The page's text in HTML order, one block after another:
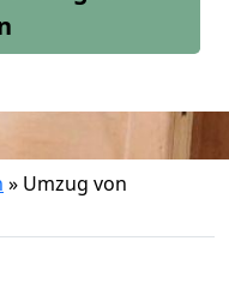
» Umzug von